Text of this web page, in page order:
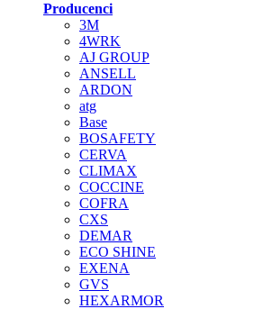
Producenci
3M
4WRK
AJ GROUP
ANSELL
ARDON
atg
Base
BOSAFETY
CERVA
CLIMAX
COCCINE
COFRA
CXS
DEMAR
ECO SHINE
EXENA
GVS
HEXARMOR